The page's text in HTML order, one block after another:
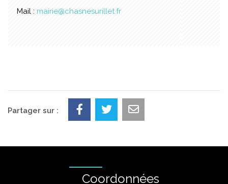
Mail : mairie@chasnesurillet.fr
Partager sur :
Coordonnées